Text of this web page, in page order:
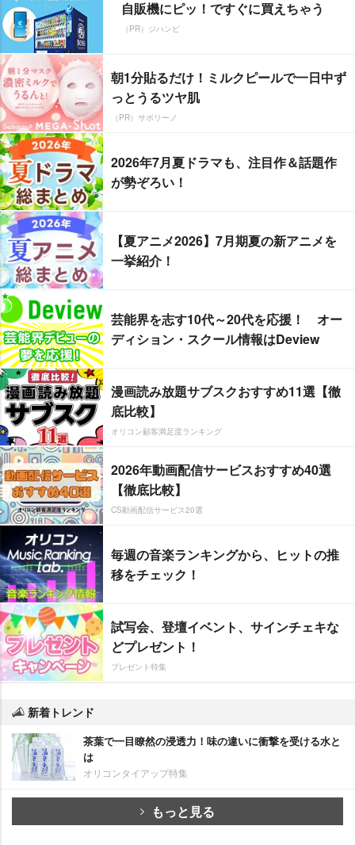
自販機にピッ！ですぐに買えちゃう
（PR）ジハンピ
朝1分貼るだけ！ミルクピールで一日中ず
っとうるツヤ肌
（PR）サボリーノ
2026年7月夏ドラマも、注目作＆話題作
が勢ぞろい！
【夏アニメ2026】7月期夏の新アニメを
一挙紹介！
芸能界を志す10代～20代を応援！ オー
ディション・スクール情報はDeview
漫画読み放題サブスクおすすめ11選【徹
底比較】
オリコン顧客満足度ランキング
2026年動画配信サービスおすすめ40選
【徹底比較】
CS動画配信サービス20選
毎週の音楽ランキングから、ヒットの推
移をチェック！
試写会、登壇イベント、サインチェキな
どプレゼント！
プレゼント特集
新着トレンド
茶葉で一目瞭然の浸透力！味の違いに衝撃を受ける水と
は
オリコンタイアップ特集
もっと見る